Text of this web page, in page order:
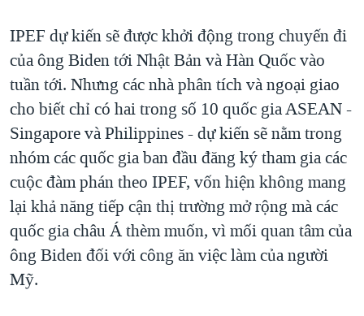
IPEF dự kiến sẽ được khởi động trong chuyến đi
của ông Biden tới Nhật Bản và Hàn Quốc vào
tuần tới. Nhưng các nhà phân tích và ngoại giao
cho biết chỉ có hai trong số 10 quốc gia ASEAN -
Singapore và Philippines - dự kiến sẽ nằm trong
nhóm các quốc gia ban đầu đăng ký tham gia các
cuộc đàm phán theo IPEF, vốn hiện không mang
lại khả năng tiếp cận thị trường mở rộng mà các
quốc gia châu Á thèm muốn, vì mối quan tâm của
ông Biden đối với công ăn việc làm của người
Mỹ.